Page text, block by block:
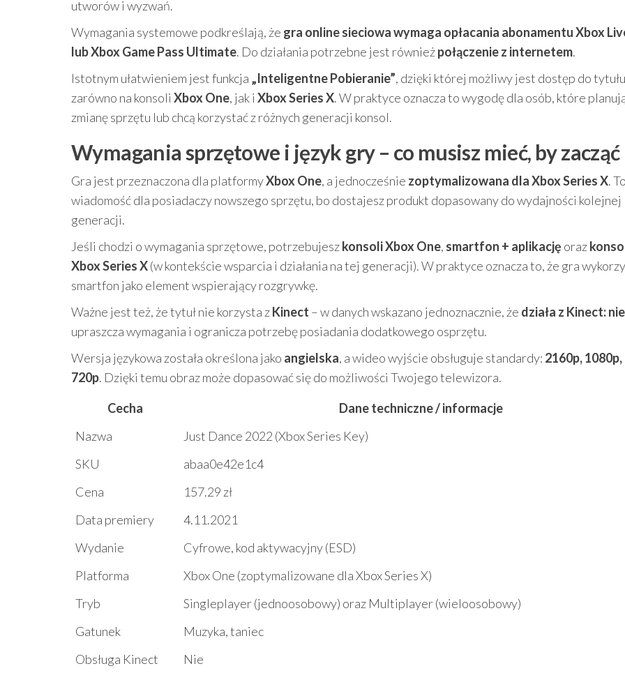
utworów i wyzwań.
Wymagania systemowe podkreślają, że gra online sieciowa wymaga opłacania abonamentu Xbox
lub Xbox Game Pass Ultimate. Do działania potrzebne jest równieżpołączenie z internetem.
Istotnym ułatwieniem jest funkcja „Inteligentne Pobieranie”, dzięki której możliwy jest dostęp do tytułu
zarówno na konsoli Xbox One, jak i Xbox Series X. W praktyce oznacza to wygodę dla osób, które
zmianę sprzętu lub chcą korzystać z różnych generacji konsol.
Wymagania sprzętowe i język gry – co musisz mieć, by zacząć
Gra jest przeznaczona dla platformyXbox One, a jednocześnie zoptymalizowana dla Xbox Series X.
wiadomość dla posiadaczy nowszego sprzętu, bo dostajesz produkt dopasowany do wydajności kolejnej
generacji.
Jeśli chodzi o wymagania sprzętowe, potrzebujeszkonsoli Xbox One, smartfon + aplikację oraz
Xbox Series X(w kontekście wsparcia i działania na tej generacji). W praktyce oznacza to, że gra
smartfon jako element wspierający rozgrywkę.
Ważne jest też, że tytuł nie korzysta zKinect – w danych wskazano jednoznacznie, że działa z Kinect: nie
upraszcza wymagania i ogranicza potrzebę posiadania dodatkowego osprzętu.
Wersja językowa została określona jako angielska, a wideo wyjście obsługuje standardy: 2160p,
720p. Dzięki temu obraz może dopasować się do możliwości Twojego telewizora.
Cecha
Dane techniczne / informacje
Nazwa
Just Dance 2022 (Xbox Series Key)
SKU
abaa0e42e1c4
Cena
157.29 zł
Data premiery
4.11.2021
Wydanie
Cyfrowe, kod aktywacyjny (ESD)
Platforma
Xbox One (zoptymalizowane dla Xbox Series X)
Tryb
Singleplayer (jednoosobowy) oraz Multiplayer (wieloosobowy)
Gatunek
Muzyka, taniec
Obsługa Kinect
Nie